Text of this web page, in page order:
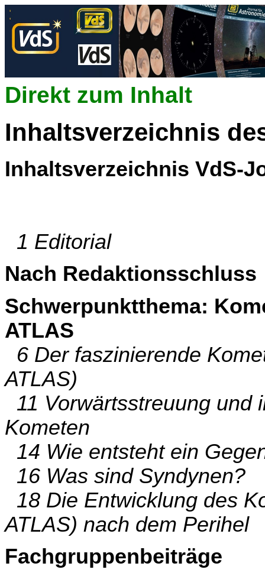
Direkt zum Inhalt
Inhaltsverzeichnis
Inhaltsverzeichnis VdS-
1 Editorial
Nach Redaktionsschluss
Schwerpunktthema:
ATLAS
6 Der faszinierende
ATLAS)
11 Vorwärtsstreuung und
Kometen
14 Wie entsteht ein
16 Was sind Syndynen?
18 Die Entwicklung des
ATLAS) nach dem Perihel
Fachgruppenbeiträge